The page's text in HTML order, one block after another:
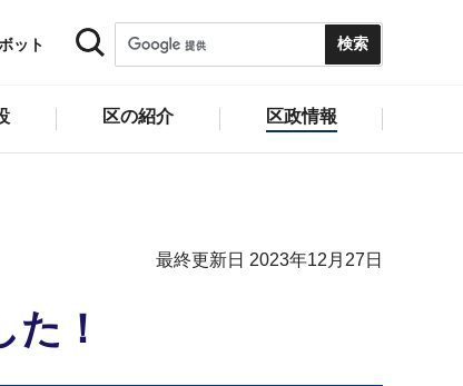
ット
区の紹介 区政情報
最終更新日 2023年12月27日
！